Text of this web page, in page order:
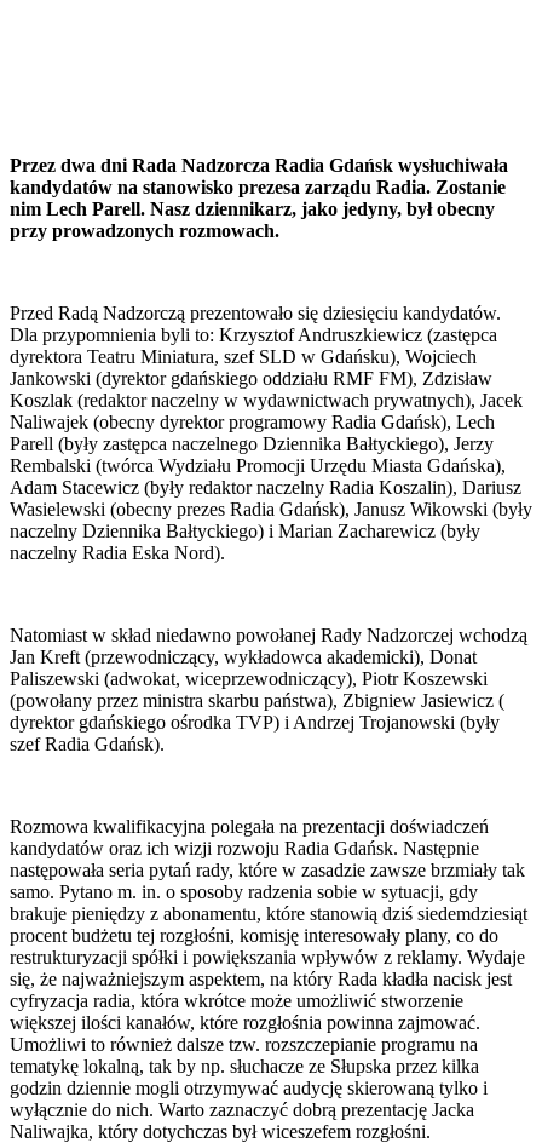
Przez dwa dni Rada Nadzorcza Radia Gdańsk wysłuchiwała
kandydatów na stanowisko prezesa zarządu Radia. Zostanie
nim Lech Parell. Nasz dziennikarz, jako jedyny, był obecny
przy prowadzonych rozmowach.
Przed Radą Nadzorczą prezentowało się dziesięciu kandydatów.
Dla przypomnienia byli to: Krzysztof Andruszkiewicz (zastępca
dyrektora Teatru Miniatura, szef SLD w Gdańsku), Wojciech
Jankowski (dyrektor gdańskiego oddziału RMF FM), Zdzisław
Koszlak (redaktor naczelny w wydawnictwach prywatnych), Jacek
Naliwajek (obecny dyrektor programowy Radia Gdańsk), Lech
Parell (były zastępca naczelnego Dziennika Bałtyckiego), Jerzy
Rembalski (twórca Wydziału Promocji Urzędu Miasta Gdańska),
Adam Stacewicz (były redaktor naczelny Radia Koszalin), Dariusz
Wasielewski (obecny prezes Radia Gdańsk), Janusz Wikowski (były
naczelny Dziennika Bałtyckiego) i Marian Zacharewicz (były
naczelny Radia Eska Nord).
Natomiast w skład niedawno powołanej Rady Nadzorczej wchodzą
Jan Kreft (przewodniczący, wykładowca akademicki), Donat
Paliszewski (adwokat, wiceprzewodniczący), Piotr Koszewski
(powołany przez ministra skarbu państwa), Zbigniew Jasiewicz (
dyrektor gdańskiego ośrodka TVP) i Andrzej Trojanowski (były
szef Radia Gdańsk).
Rozmowa kwalifikacyjna polegała na prezentacji doświadczeń
kandydatów oraz ich wizji rozwoju Radia Gdańsk. Następnie
następowała seria pytań rady, które w zasadzie zawsze brzmiały tak
samo. Pytano m. in. o sposoby radzenia sobie w sytuacji, gdy
brakuje pieniędzy z abonamentu, które stanowią dziś siedemdziesiąt
procent budżetu tej rozgłośni, komisję interesowały plany, co do
restrukturyzacji spółki i powiększania wpływów z reklamy. Wydaje
się, że najważniejszym aspektem, na który Rada kładła nacisk jest
cyfryzacja radia, która wkrótce może umożliwić stworzenie
większej ilości kanałów, które rozgłośnia powinna zajmować.
Umożliwi to również dalsze tzw. rozszczepianie programu na
tematykę lokalną, tak by np. słuchacze ze Słupska przez kilka
godzin dziennie mogli otrzymywać audycję skierowaną tylko i
wyłącznie do nich. Warto zaznaczyć dobrą prezentację Jacka
Naliwajka, który dotychczas był wiceszefem rozgłośni.